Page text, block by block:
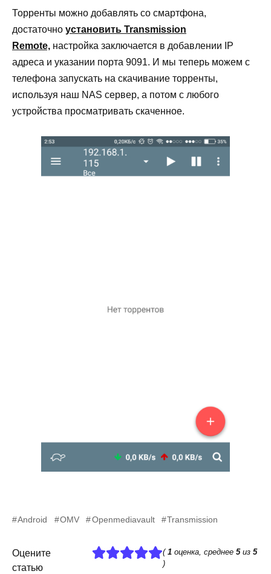
Торренты можно добавлять со смартфона,
достаточно установить Transmission
Remote, настройка заключается в добавлении IP
адреса и указании порта 9091. И мы теперь можем с
телефона запускать на скачивание торренты,
используя наш NAS сервер, а потом с любого
устройства просматривать скаченное.
Android OMV Openmediavault Transmission
Оцените
статью
(1оценка, среднее 5из 5
)